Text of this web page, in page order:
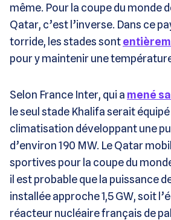
même. Pour la coupe du monde
Qatar, c’est l’inverse. Dans ce
torride, les stades sont
pour y maintenir une
Selon France Inter, qui a mené
le seul stade Khalifa serait
climatisation développant une
d’environ 190 MW. Le Qatar
sportives pour la coupe du
il est probable que la puissance
installée approche 1,5 GW, soit
réacteur nucléaire français de